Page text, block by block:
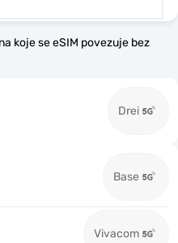
koje se eSIM povezuje bez
Drei
Base
Vivacom